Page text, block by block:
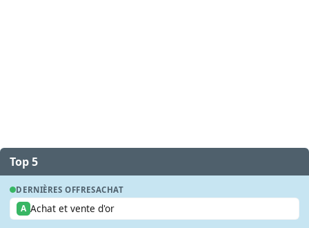
Top 5
DERNIÈRES OFFRESACHAT
A Achat et vente d'or